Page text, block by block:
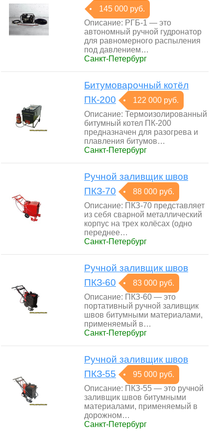
145 000 руб.
Описание: РГБ-1 — это
автономный ручной гудронатор
для равномерного распыления
под давлением…
Санкт-Петербург
Битумоварочный котёл
ПК-200
122 000 руб.
Описание: Термоизолированный
битумный котел ПК-200
предназначен для разогрева и
плавления битумов…
Санкт-Петербург
Ручной заливщик швов
ПКЗ-70
88 000 руб.
Описание: ПКЗ-70 представляет
из себя сварной металлический
корпус на трех колёсах (одно
переднее…
Санкт-Петербург
Ручной заливщик швов
ПКЗ-60
83 000 руб.
Описание: ПКЗ-60 — это
портативный ручной заливщик
швов битумными материалами,
применяемый в…
Санкт-Петербург
Ручной заливщик швов
ПКЗ-55
95 000 руб.
Описание: ПКЗ-55 — это ручной
заливщик швов битумными
материалами, применяемый в
дорожном…
Санкт-Петербург